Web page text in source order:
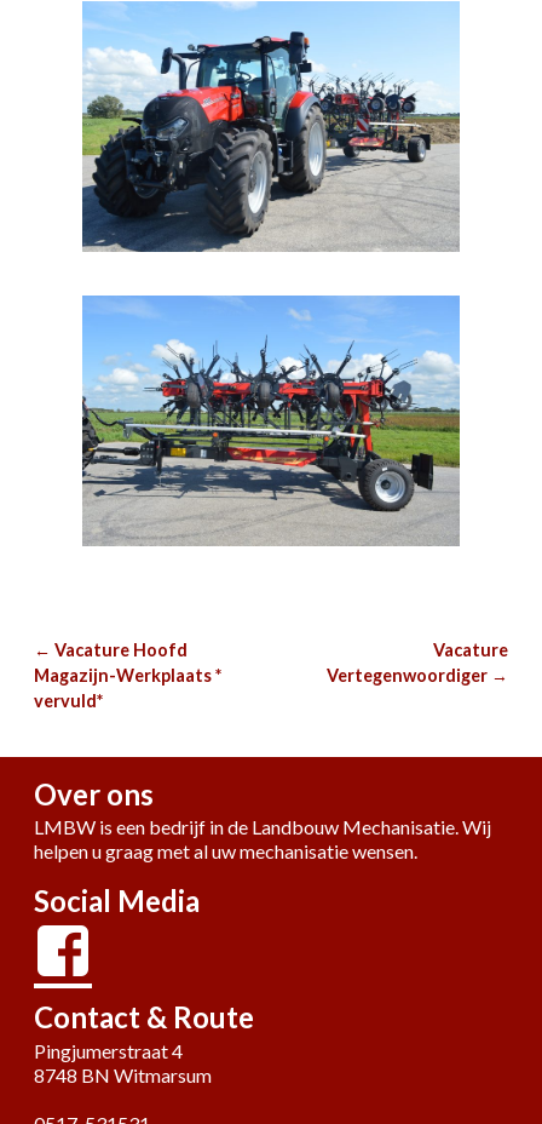
Berichtnavigatie
← Vacature Hoofd
Magazijn-Werkplaats *
vervuld*
Vacature
Vertegenwoordiger →
Over ons
LMBW is een bedrijf in de Landbouw Mechanisatie. Wij
helpen u graag met al uw mechanisatie wensen.
Social Media
Contact & Route
Pingjumerstraat 4
8748 BN Witmarsum